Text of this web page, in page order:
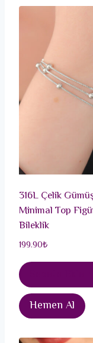
316L Çelik
Minimal Top
Bileklik
199.90₺
Hemen Al